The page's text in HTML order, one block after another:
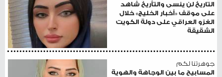
التاريخ لن ينسى والتأريخ شاهد
على موقف «أخبار الخليج» خلال
الغزو العراقي على دولة الكويت
الشقيقة
جوهرتنا لكم
المسابيح ما بين الوجاهة والهوية